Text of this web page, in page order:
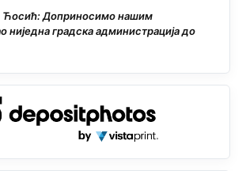
Ћосић: Доприносимо нашим
ниједна градска администрација до